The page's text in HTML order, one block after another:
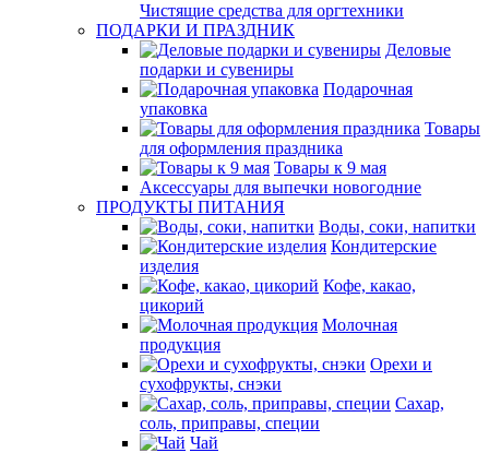
Чистящие средства для оргтехники
ПОДАРКИ И ПРАЗДНИК
Деловые
подарки и сувениры
Подарочная
упаковка
Товары
для оформления праздника
Товары к 9 мая
Аксессуары для выпечки новогодние
ПРОДУКТЫ ПИТАНИЯ
Воды, соки, напитки
Кондитерские
изделия
Кофе, какао,
цикорий
Молочная
продукция
Орехи и
сухофрукты, снэки
Сахар,
соль, приправы, специи
Чай